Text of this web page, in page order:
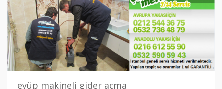
eyüp makineli gider açma